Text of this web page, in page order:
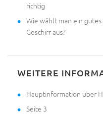
richtig
Wie wählt man ein
Geschirr aus?
WEITERE
Hauptinformation über
Seite 3